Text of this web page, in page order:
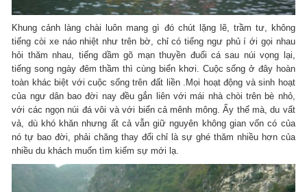
Khung cảnh làng chài luôn mang gì đó chút lặng lẽ, trầm tư, không
tiếng còi xe náo nhiệt như trên bờ, chỉ có tiếng ngư phủ í ới gọi nhau
hỏi thăm nhau, tiếng dầm gõ mạn thuyền đuổi cá sau núi vọng lại,
tiếng song ngày đêm thầm thì cùng biển khơi. Cuộc sống ở đây hoàn
toàn khác biệt với cuộc sống trên đất liền .Mọi hoạt động và sinh hoạt
của ngư dân bao đời nay đều gắn liên với mái nhà chòi trên bè nhỏ,
với các ngọn núi đá vôi và với biển cả mênh mông. Ấy thế mà, du vất
vả, dù khó khăn nhưng ất cả vẫn giữ nguyên không gian vốn có của
nó tự bao đời, phải chăng thay đổi chỉ là sự ghé thăm nhiều hơn của
nhiều du khách muốn tìm kiếm sự mới lạ.